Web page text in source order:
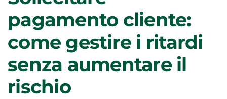
pagamento cliente:
come gestire i ritardi
senza aumentare il
rischio